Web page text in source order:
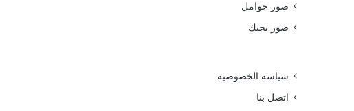
صور حوامل
صور بحبك
سياسة الخصوصية
اتصل بنا